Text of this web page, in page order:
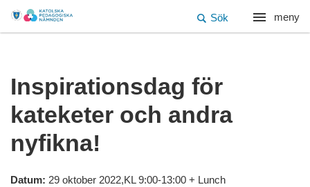
meny
Sök
Inspirationsdag för
kateketer och andra
nyfikna!
Datum: 29 oktober 2022,KL 9:00-13:00 + Lunch